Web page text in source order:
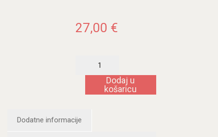
27,00 €
Amazing
Spider-
količina
Dodaj u
košaricu
Dodatne informacije